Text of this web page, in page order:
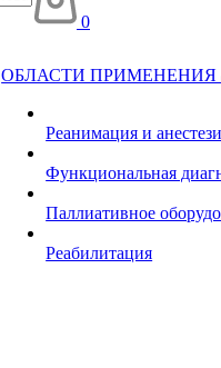
0
ОБЛАСТИ ПРИМЕНЕНИЯ
Реанимация и
Функциональная
Паллиативное
Реабилитация